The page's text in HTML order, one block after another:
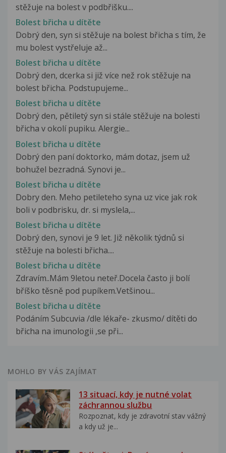
stěžuje na bolest v podbřišku....
Bolest břicha u dítěte
Dobrý den, syn si stěžuje na bolest břicha s tím, že
mu bolest vystřeluje až...
Bolest břicha u dítěte
Dobrý den, dcerka si již více než rok stěžuje na
bolest břicha. Podstupujeme...
Bolest břicha u dítěte
Dobrý den, pětiletý syn si stále stěžuje na bolesti
břicha v okolí pupiku. Alergie...
Bolest břicha u dítěte
Dobrý den paní doktorko, mám dotaz, jsem už
bohužel bezradná. Synovi je...
Bolest břicha u dítěte
Dobry den. Meho petileteho syna uz vice jak rok
boli v podbrisku, dr. si myslela,...
Bolest břicha u dítěte
Dobrý den, synovi je 9 let. Již několik týdnů si
stěžuje na bolesti břicha....
Bolest břicha u dítěte
Zdravím..Mám 9letou neteř.Docela často ji bolí
bříško těsně pod pupíkem.Vetšinou...
Bolest břicha u dítěte
Podáním Subcuvia /dle lékaře- zkusmo/ dítěti do
břicha na imunologii ,se při...
MOHLO BY VÁS ZAJÍMAT
13 situací, kdy je nutné volat
záchrannou službu
Rozpoznat, kdy je zdravotní stav vážný
a kdy už je...